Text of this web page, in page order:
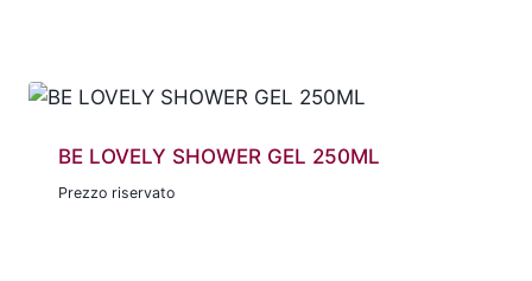
BE LOVELY SHOWER GEL 250ML
Prezzo riservato